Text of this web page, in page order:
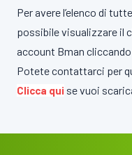
Per avere l’elenco di
possibile visualizzare il
account Bman cliccando
Potete contattarci per
Clicca qui se vuoi